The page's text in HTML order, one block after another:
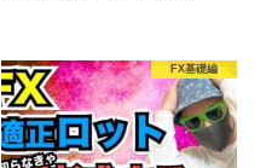
FX基礎編